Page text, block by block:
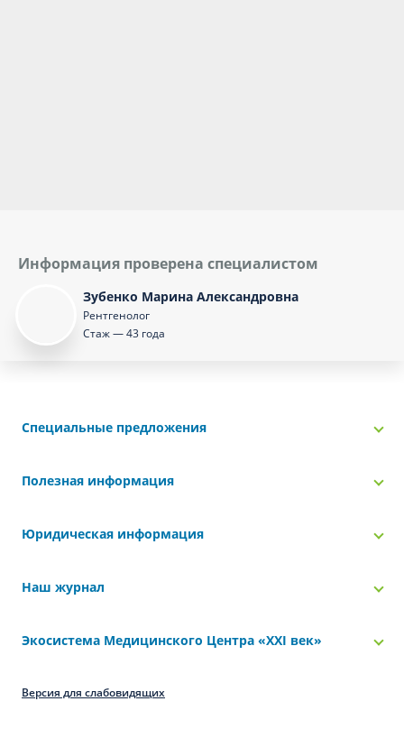
Информация проверена специалистом
Зубенко Марина Александровна
Рентгенолог
Стаж — 43 года
Специальные предложения
Полезная информация
Юридическая информация
Наш журнал
Экосистема Медицинского Центра «‎XXI век»
Версия для слабовидящих